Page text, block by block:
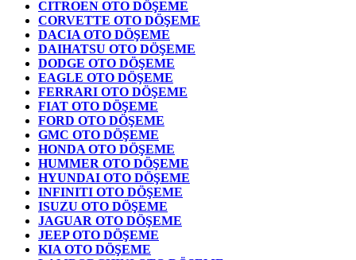
CITROEN OTO DÖŞEME
CORVETTE OTO DÖŞEME
DACIA OTO DÖŞEME
DAIHATSU OTO DÖŞEME
DODGE OTO DÖŞEME
EAGLE OTO DÖŞEME
FERRARI OTO DÖŞEME
FIAT OTO DÖŞEME
FORD OTO DÖŞEME
GMC OTO DÖŞEME
HONDA OTO DÖŞEME
HUMMER OTO DÖŞEME
HYUNDAI OTO DÖŞEME
INFINITI OTO DÖŞEME
ISUZU OTO DÖŞEME
JAGUAR OTO DÖŞEME
JEEP OTO DÖŞEME
KIA OTO DÖŞEME